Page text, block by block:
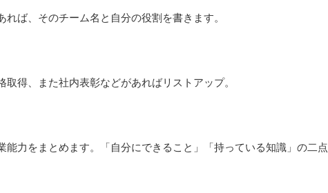
れば、そのチーム名と自分の役割を書きます。
取得、また社内表彰などがあればリストアップ。
能力をまとめます。「自分にできること」「持っている知識」の二点